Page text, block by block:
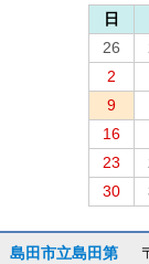
日
26
2
9
16
23
30
島田市立島田第